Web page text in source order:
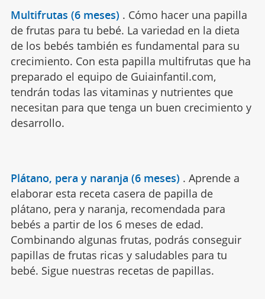
Multifrutas (6 meses) . Cómo hacer una papilla
de frutas para tu bebé. La variedad en la dieta
de los bebés también es fundamental para su
crecimiento. Con esta papilla multifrutas que ha
preparado el equipo de Guiainfantil.com,
tendrán todas las vitaminas y nutrientes que
necesitan para que tenga un buen crecimiento y
desarrollo.
Plátano, pera y naranja (6 meses) . Aprende a
elaborar esta receta casera de papilla de
plátano, pera y naranja, recomendada para
bebés a partir de los 6 meses de edad.
Combinando algunas frutas, podrás conseguir
papillas de frutas ricas y saludables para tu
bebé. Sigue nuestras recetas de papillas.